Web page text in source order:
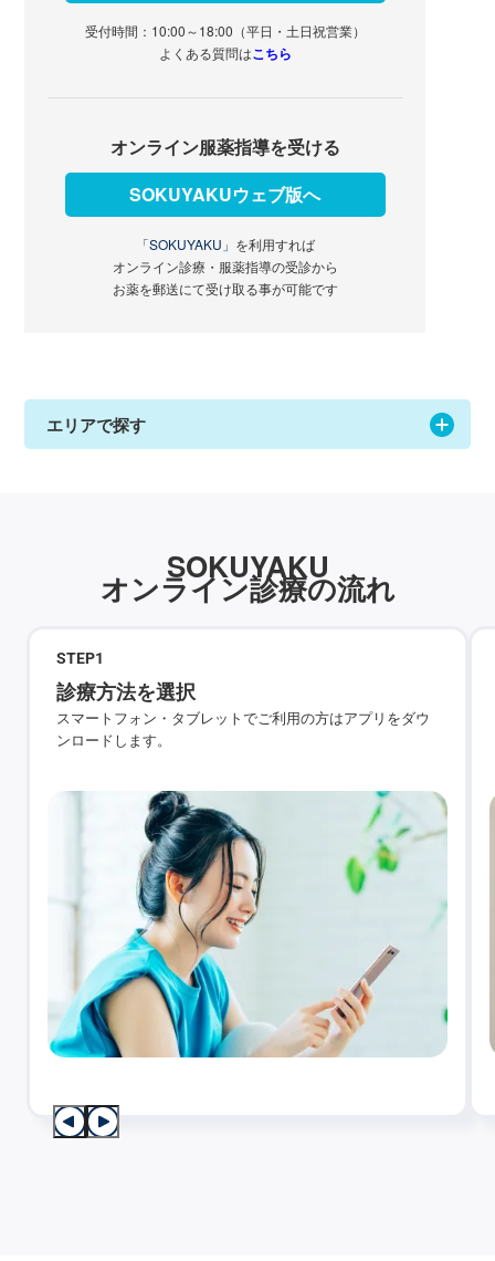
受付時間：10:00～18:00（平日・土日祝営業）
よくある質問はこちら
オンライン服薬指導を受ける
SOKUYAKUウェブ版へ
「SOKUYAKU」 を利用すれば
オンライン診療・服薬指導の受診から
お薬を郵送にて受け取る事が可能です
エリアで探す
SOKUYAKU
オンライン診療の流れ
STEP1
診療方法を選択
スマートフォン・タブレットでご利用の方はアプリをダウ
ンロードします。